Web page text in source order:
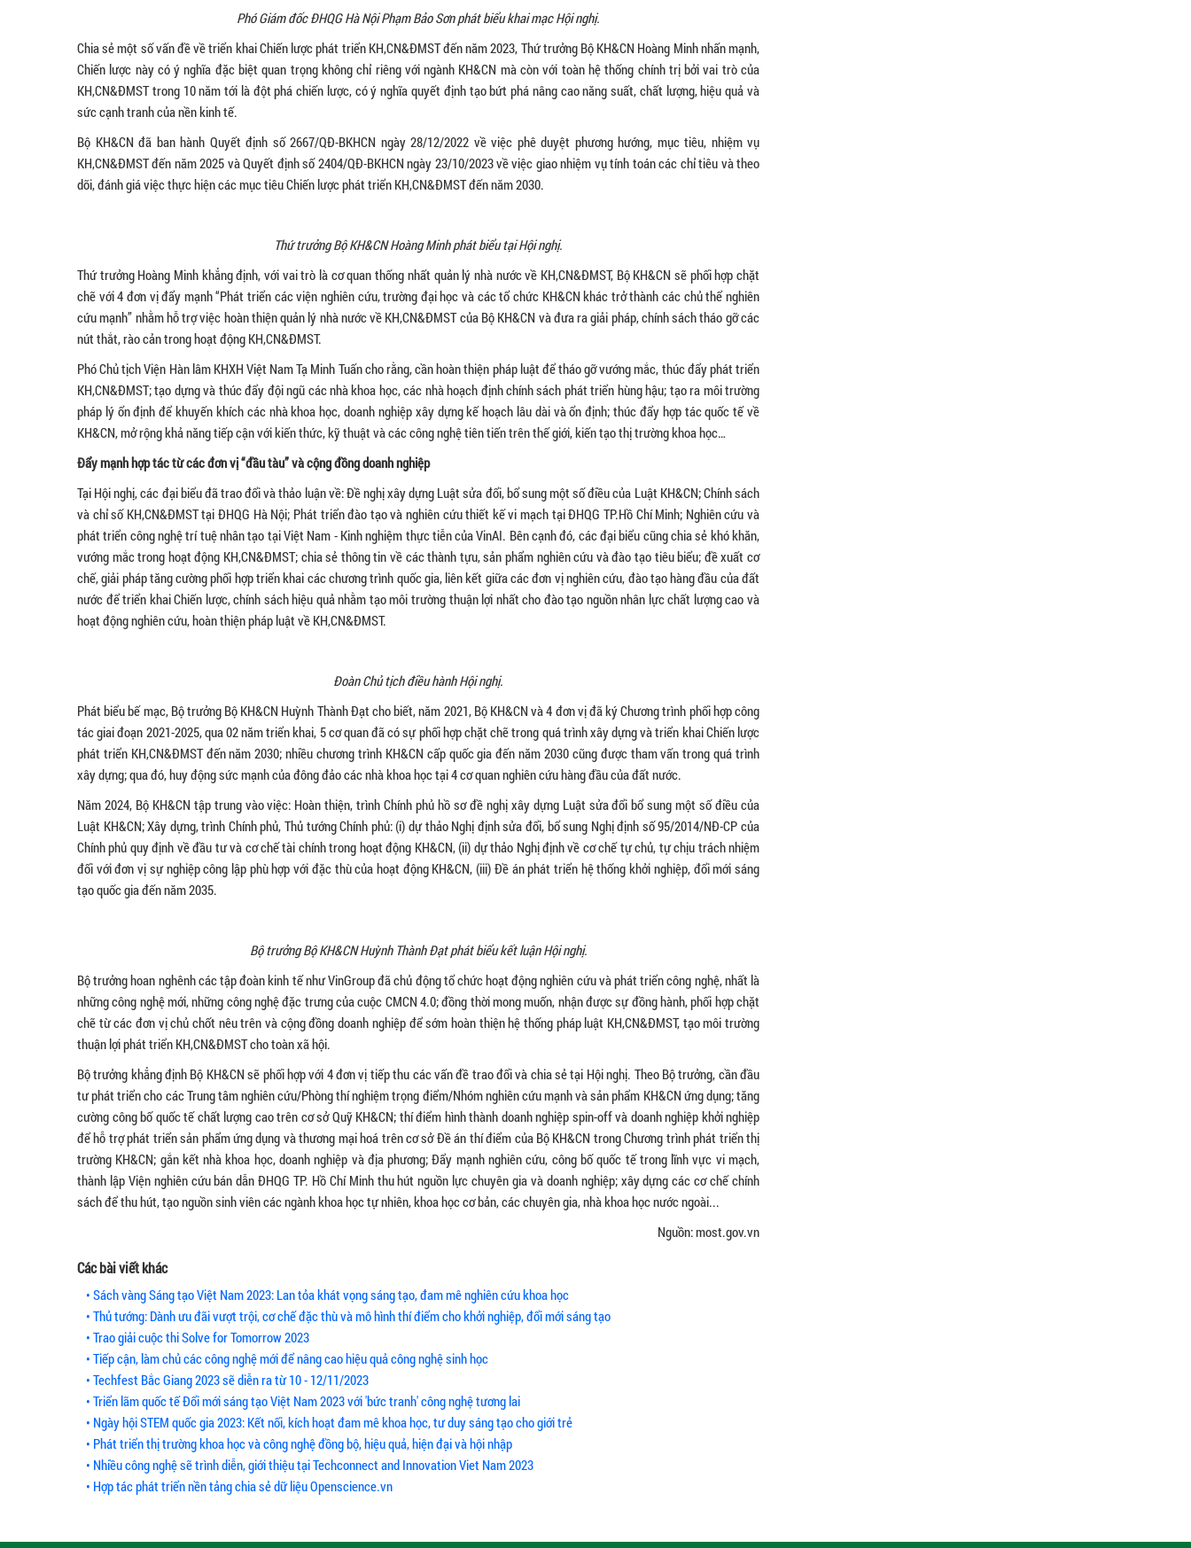
Phó Giám đốc ĐHQG Hà Nội Phạm Bảo Sơn phát biểu khai mạc Hội nghị.
Chia sẻ một số vấn đề về triển khai Chiến lược phát triển KH,CN&ĐMST đến năm 2023, Thứ trưởng Bộ KH&CN Hoàng Minh nhấn mạnh,
Chiến lược này có ý nghĩa đặc biệt quan trọng không chỉ riêng với ngành KH&CN mà còn với toàn hệ thống chính trị bởi vai trò của
KH,CN&ĐMST trong 10 năm tới là đột phá chiến lược, có ý nghĩa quyết định tạo bứt phá nâng cao năng suất, chất lượng, hiệu quả và
sức cạnh tranh của nền kinh tế.
Bộ KH&CN đã ban hành Quyết định số 2667/QĐ-BKHCN ngày 28/12/2022 về việc phê duyệt phương hướng, mục tiêu, nhiệm vụ
KH,CN&ĐMST đến năm 2025 và Quyết định số 2404/QĐ-BKHCN ngày 23/10/2023 về việc giao nhiệm vụ tính toán các chỉ tiêu và theo
dõi, đánh giá việc thực hiện các mục tiêu Chiến lược phát triển KH,CN&ĐMST đến năm 2030.
Thứ trưởng Bộ KH&CN Hoàng Minh phát biểu tại Hội nghị.
Thứ trưởng Hoàng Minh khẳng định, với vai trò là cơ quan thống nhất quản lý nhà nước về KH,CN&ĐMST, Bộ KH&CN sẽ phối hợp chặt
chẽ với 4 đơn vị đẩy mạnh “Phát triển các viện nghiên cứu, trường đại học và các tổ chức KH&CN khác trở thành các chủ thể nghiên
cứu mạnh” nhằm hỗ trợ việc hoàn thiện quản lý nhà nước về KH,CN&ĐMST của Bộ KH&CN và đưa ra giải pháp, chính sách tháo gỡ các
nút thắt, rào cản trong hoạt động KH,CN&ĐMST.
Phó Chủ tịch Viện Hàn lâm KHXH Việt Nam Tạ Minh Tuấn cho rằng, cần hoàn thiện pháp luật để tháo gỡ vướng mắc, thúc đẩy phát triển
KH,CN&ĐMST; tạo dựng và thúc đẩy đội ngũ các nhà khoa học, các nhà hoạch định chính sách phát triển hùng hậu; tạo ra môi trường
pháp lý ổn định để khuyến khích các nhà khoa học, doanh nghiệp xây dựng kế hoạch lâu dài và ổn định; thúc đẩy hợp tác quốc tế về
KH&CN, mở rộng khả năng tiếp cận với kiến thức, kỹ thuật và các công nghệ tiên tiến trên thế giới, kiến tạo thị trường khoa học…
Đẩy mạnh hợp tác từ các đơn vị “đầu tàu” và cộng đồng doanh nghiệp
Tại Hội nghị, các đại biểu đã trao đổi và thảo luận về: Đề nghị xây dựng Luật sửa đổi, bổ sung một số điều của Luật KH&CN; Chính sách
và chỉ số KH,CN&ĐMST tại ĐHQG Hà Nội; Phát triển đào tạo và nghiên cứu thiết kế vi mạch tại ĐHQG TP.Hồ Chí Minh; Nghiên cứu và
phát triển công nghệ trí tuệ nhân tạo tại Việt Nam - Kinh nghiệm thực tiễn của VinAI. Bên cạnh đó, các đại biểu cũng chia sẻ khó khăn,
vướng mắc trong hoạt động KH,CN&ĐMST; chia sẻ thông tin về các thành tựu, sản phẩm nghiên cứu và đào tạo tiêu biểu; đề xuất cơ
chế, giải pháp tăng cường phối hợp triển khai các chương trình quốc gia, liên kết giữa các đơn vị nghiên cứu, đào tạo hàng đầu của đất
nước để triển khai Chiến lược, chính sách hiệu quả nhằm tạo môi trường thuận lợi nhất cho đào tạo nguồn nhân lực chất lượng cao và
hoạt động nghiên cứu, hoàn thiện pháp luật về KH,CN&ĐMST.
Đoàn Chủ tịch điều hành Hội nghị.
Phát biểu bế mạc, Bộ trưởng Bộ KH&CN Huỳnh Thành Đạt cho biết, năm 2021, Bộ KH&CN và 4 đơn vị đã ký Chương trình phối hợp công
tác giai đoạn 2021-2025, qua 02 năm triển khai, 5 cơ quan đã có sự phối hợp chặt chẽ trong quá trình xây dựng và triển khai Chiến lược
phát triển KH,CN&ĐMST đến năm 2030; nhiều chương trình KH&CN cấp quốc gia đến năm 2030 cũng được tham vấn trong quá trình
xây dựng; qua đó, huy động sức mạnh của đông đảo các nhà khoa học tại 4 cơ quan nghiên cứu hàng đầu của đất nước.
Năm 2024, Bộ KH&CN tập trung vào việc: Hoàn thiện, trình Chính phủ hồ sơ đề nghị xây dựng Luật sửa đổi bổ sung một số điều của
Luật KH&CN; Xây dựng, trình Chính phủ, Thủ tướng Chính phủ: (i) dự thảo Nghị định sửa đổi, bổ sung Nghị định số 95/2014/NĐ-CP của
Chính phủ quy định về đầu tư và cơ chế tài chính trong hoạt động KH&CN, (ii) dự thảo Nghị định về cơ chế tự chủ, tự chịu trách nhiệm
đối với đơn vị sự nghiệp công lập phù hợp với đặc thù của hoạt động KH&CN, (iii) Đề án phát triển hệ thống khởi nghiệp, đổi mới sáng
tạo quốc gia đến năm 2035.
Bộ trưởng Bộ KH&CN Huỳnh Thành Đạt phát biểu kết luận Hội nghị.
Bộ trưởng hoan nghênh các tập đoàn kinh tế như VinGroup đã chủ động tổ chức hoạt động nghiên cứu và phát triển công nghệ, nhất là
những công nghệ mới, những công nghệ đặc trưng của cuộc CMCN 4.0; đồng thời mong muốn, nhận được sự đồng hành, phối hợp chặt
chẽ từ các đơn vị chủ chốt nêu trên và cộng đồng doanh nghiệp để sớm hoàn thiện hệ thống pháp luật KH,CN&ĐMST, tạo môi trường
thuận lợi phát triển KH,CN&ĐMST cho toàn xã hội.
Bộ trưởng khẳng định Bộ KH&CN sẽ phối hợp với 4 đơn vị tiếp thu các vấn đề trao đổi và chia sẻ tại Hội nghị. Theo Bộ trưởng, cần đầu
tư phát triển cho các Trung tâm nghiên cứu/Phòng thí nghiệm trọng điểm/Nhóm nghiên cứu mạnh và sản phẩm KH&CN ứng dụng; tăng
cường công bố quốc tế chất lượng cao trên cơ sở Quỹ KH&CN; thí điểm hình thành doanh nghiệp spin-off và doanh nghiệp khởi nghiệp
để hỗ trợ phát triển sản phẩm ứng dụng và thương mại hoá trên cơ sở Đề án thí điểm của Bộ KH&CN trong Chương trình phát triển thị
trường KH&CN; gắn kết nhà khoa học, doanh nghiệp và địa phương; Đẩy mạnh nghiên cứu, công bố quốc tế trong lĩnh vực vi mạch,
thành lập Viện nghiên cứu bán dẫn ĐHQG TP. Hồ Chí Minh thu hút nguồn lực chuyên gia và doanh nghiệp; xây dựng các cơ chế chính
sách để thu hút, tạo nguồn sinh viên các ngành khoa học tự nhiên, khoa học cơ bản, các chuyên gia, nhà khoa học nước ngoài...
Nguồn: most.gov.vn
Các bài viết khác
• Sách vàng Sáng tạo Việt Nam 2023: Lan tỏa khát vọng sáng tạo, đam mê nghiên cứu khoa học
• Thủ tướng: Dành ưu đãi vượt trội, cơ chế đặc thù và mô hình thí điểm cho khởi nghiệp, đổi mới sáng tạo
• Trao giải cuộc thi Solve for Tomorrow 2023
• Tiếp cận, làm chủ các công nghệ mới để nâng cao hiệu quả công nghệ sinh học
• Techfest Bắc Giang 2023 sẽ diễn ra từ 10 - 12/11/2023
• Triển lãm quốc tế Đổi mới sáng tạo Việt Nam 2023 với 'bức tranh' công nghệ tương lai
• Ngày hội STEM quốc gia 2023: Kết nối, kích hoạt đam mê khoa học, tư duy sáng tạo cho giới trẻ
• Phát triển thị trường khoa học và công nghệ đồng bộ, hiệu quả, hiện đại và hội nhập
• Nhiều công nghệ sẽ trình diễn, giới thiệu tại Techconnect and Innovation Viet Nam 2023
• Hợp tác phát triển nền tảng chia sẻ dữ liệu Openscience.vn